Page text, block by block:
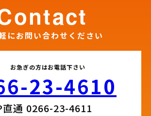
にお問い合わせください
contact
お急ぎの方はお電話下さい
23-4610​
直通 0266-23-4611​